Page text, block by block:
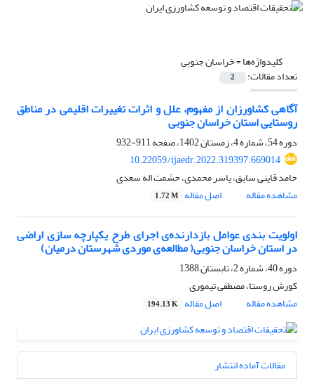
کلیدواژه‌ها =خراسان جنوبی
تعداد مقالات: 2
آگاهی کشاورزان از مفهوم، علل و اثرات تغییرات اقلیمی در مناطق
روستایی استان خراسان جنوبی
دوره 54، شماره 4، زمستان 1402، صفحه
911-932
10.22059/ijaedr.2022.319397.669014
حامد قاینی سابق، یاسر محمدی، حشمت اله سعدی
مشاهده مقاله
اصل مقاله 1.72 M
اولویت بندی عوامل بازدارنده‌ی اجرای طرح یکپارچه سازی اراضی
در استان خراسان جنوبی( مطالعه‌ی موردی شهرستان درمیان)
دوره 40، شماره 2، تابستان 1388
کورش روستا، مصطفی تیموری
مشاهده مقاله
اصل مقاله 194.13 K
مقالات آماده انتشار